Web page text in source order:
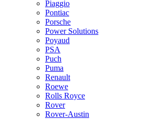
Piaggio
Pontiac
Porsche
Power Solutions
Poyaud
PSA
Puch
Puma
Renault
Roewe
Rolls Royce
Rover
Rover-Austin